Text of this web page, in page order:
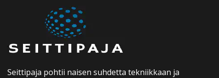
Seittipaja pohtii naisen suhdetta tekniikkaan ja